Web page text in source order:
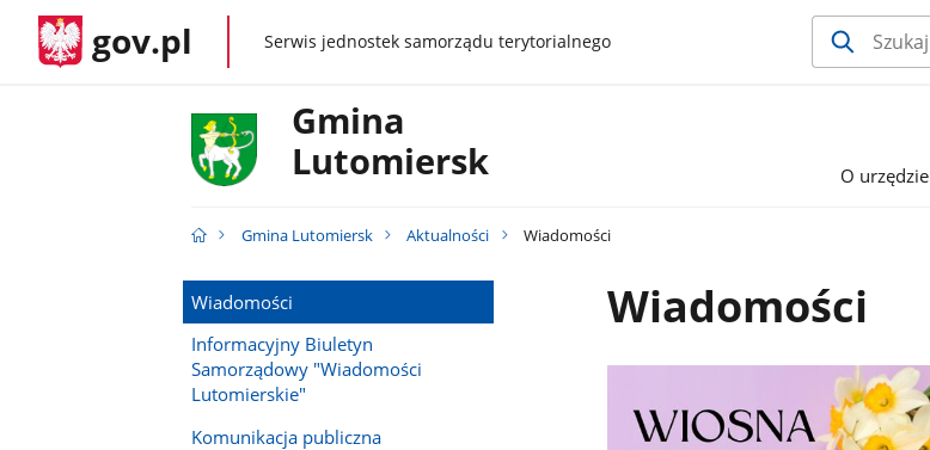
gov.pl gov.plSerwis jednostek samorządu terytorialnego
Gmina
Lutomiersk
O urzędzie
Gmina Lutomiersk Aktualności Wiadomości
Wiadomości
Informacyjny Biuletyn
Samorządowy "Wiadomości
Lutomierskie"
Komunikacja publiczna
Wiadomości